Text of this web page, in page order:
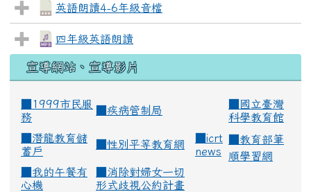
英語朗讀4-6年級音檔
四年級英語朗讀
宣導網站、宣導影片
■1999市民服
務
疾病管制局
國立臺灣
科學教育館
潛龍教育儲
蓄戶
性別平等教育網
icrt
news
教育部筆
順學習網
我的午餐有
心機
消除對婦女一切
形式歧視公約計畫